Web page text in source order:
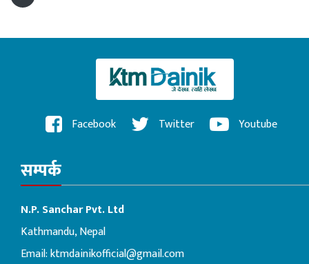
Facebook Twitter Youtube
सम्पर्क
N.P. Sanchar Pvt. Ltd
Kathmandu, Nepal
Email:ktmdainikofficial@gmail.com